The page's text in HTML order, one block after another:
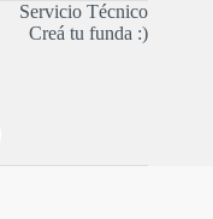
Servicio Técnico
Creá tu funda :)